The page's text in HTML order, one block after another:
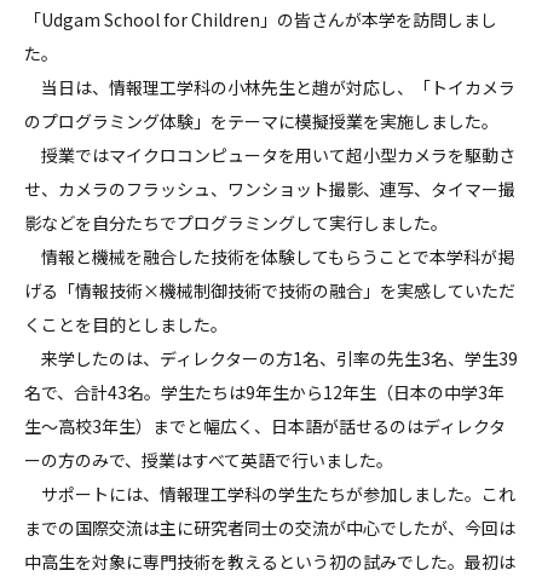
「Udgam School for Children」の皆さんが本学を訪問しまし
た。
当日は、情報理工学科の小林先生と趙が対応し、「トイカメラ
のプログラミング体験」をテーマに模擬授業を実施しました。
授業ではマイクロコンピュータを用いて超小型カメラを駆動さ
せ、カメラのフラッシュ、ワンショット撮影、連写、タイマー撮
影などを自分たちでプログラミングして実行しました。
情報と機械を融合した技術を体験してもらうことで本学科が掲
げる「情報技術×機械制御技術で技術の融合」を実感していただ
くことを目的としました。
来学したのは、ディレクターの方1名、引率の先生3名、学生39
名で、合計43名。学生たちは9年生から12年生（日本の中学3年
生～高校3年生）までと幅広く、日本語が話せるのはディレクタ
ーの方のみで、授業はすべて英語で行いました。
サポートには、情報理工学科の学生たちが参加しました。これ
までの国際交流は主に研究者同士の交流が中心でしたが、今回は
中高生を対象に専門技術を教えるという初の試みでした。最初は